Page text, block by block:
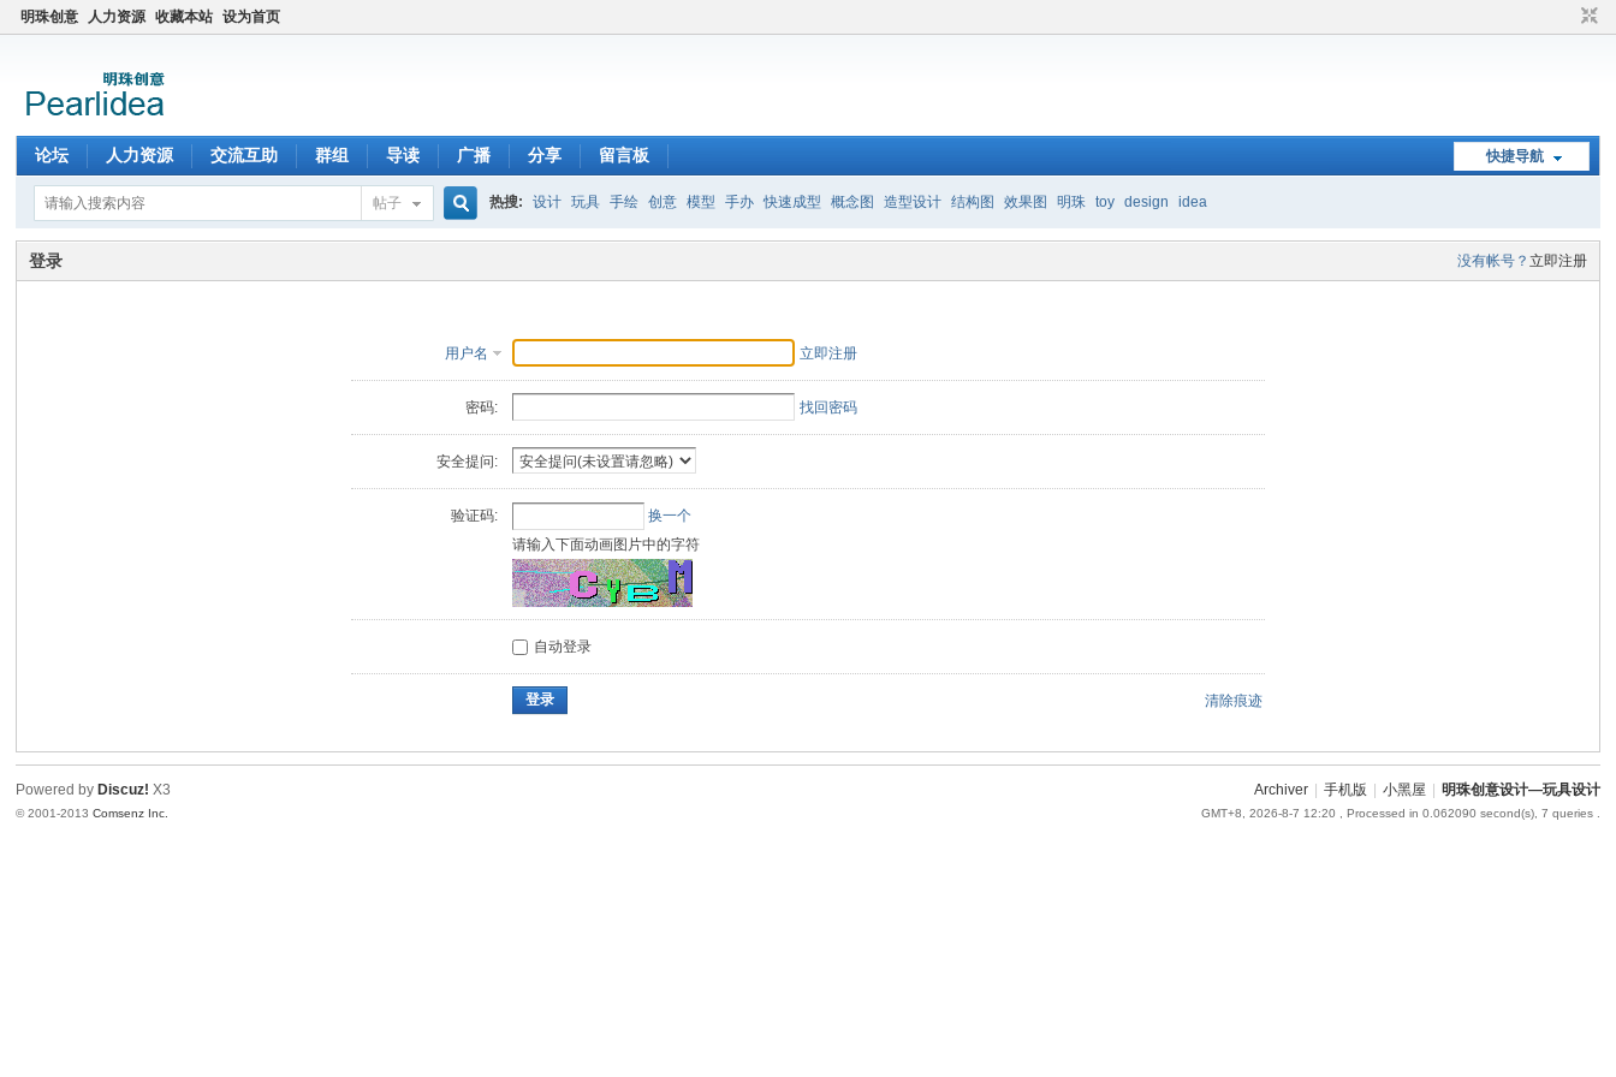
明珠创意 人力资源 收藏本站 设为首页
快捷导航
论坛 人力资源 交流互助 群组 导读 广播 分享 留言板
帖子
搜
热搜: 设计 玩具 手绘 创意 模型 手办 快速成型 概念图 造型设计 结构图 效果图 明珠 toy design idea
没有帐号？ 立即注册
登录
用户名 立即注册
密码: 找回密码
安全提问:
验证码:
换一个
请输入下面动画图片中的字符
自动登录
登录 清除痕迹
Archiver 手机版 小黑屋 明珠创意设计—玩具设计
GMT+8, 2026-8-7 12:20 , Processed in 0.062090 second(s), 7 queries .
Powered by Discuz! X3
© 2001-2013Comsenz Inc.